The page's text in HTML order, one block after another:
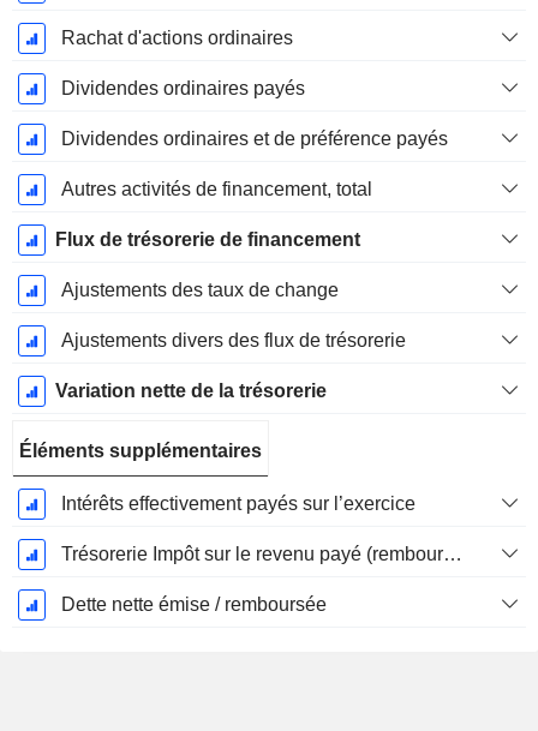
Rachat d'actions ordinaires
Dividendes ordinaires payés
Dividendes ordinaires et de préférence payés
Autres activités de financement, total
Flux de trésorerie de financement
Ajustements des taux de change
Ajustements divers des flux de trésorerie
Variation nette de la trésorerie
Éléments supplémentaires
Intérêts effectivement payés sur l’exercice
Trésorerie Impôt sur le revenu payé (remboursement)Impôt effectivement payé (remboursé) sur l’exercice
Dette nette émise / remboursée